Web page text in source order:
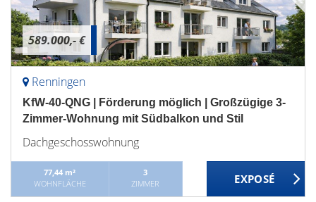
589.000,- €
Renningen
KfW-40-QNG | Förderung möglich | Großzügige 3-
Zimmer-Wohnung mit Südbalkon und Stil
Dachgeschosswohnung
77,44 m²
WOHNFLÄCHE
3
ZIMMER